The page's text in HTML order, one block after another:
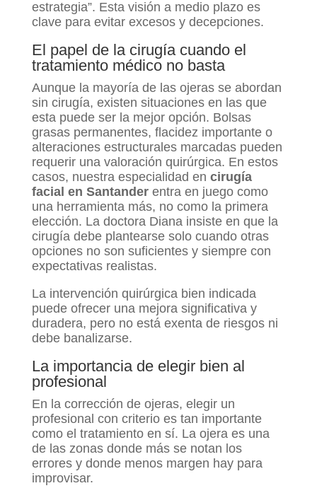
estrategia”. Esta visión a medio plazo es
clave para evitar excesos y decepciones.
El papel de la cirugía cuando el
tratamiento médico no basta
Aunque la mayoría de las ojeras se abordan
sin cirugía, existen situaciones en las que
esta puede ser la mejor opción. Bolsas
grasas permanentes, flacidez importante o
alteraciones estructurales marcadas pueden
requerir una valoración quirúrgica. En estos
casos, nuestra especialidad en cirugía
facial en Santanderentra en juego como
una herramienta más, no como la primera
elección. La doctora Diana insiste en que la
cirugía debe plantearse solo cuando otras
opciones no son suficientes y siempre con
expectativas realistas.
La intervención quirúrgica bien indicada
puede ofrecer una mejora significativa y
duradera, pero no está exenta de riesgos ni
debe banalizarse.
La importancia de elegir bien al
profesional
En la corrección de ojeras, elegir un
profesional con criterio es tan importante
como el tratamiento en sí. La ojera es una
de las zonas donde más se notan los
errores y donde menos margen hay para
improvisar.